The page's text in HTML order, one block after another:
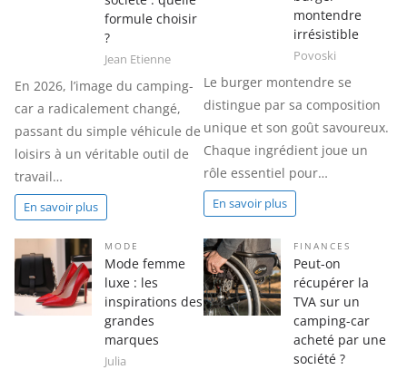
formule choisir
?
Jean Etienne
En 2026, l’image du camping-
car a radicalement changé,
passant du simple véhicule de
loisirs à un véritable outil de
travail…
En savoir plus
montendre
irrésistible
Povoski
Le burger montendre se
distingue par sa composition
unique et son goût savoureux.
Chaque ingrédient joue un
rôle essentiel pour…
En savoir plus
MODE
Mode femme
luxe : les
inspirations des
grandes
marques
Julia
FINANCES
Peut-on
récupérer la
TVA sur un
camping-car
acheté par une
société ?